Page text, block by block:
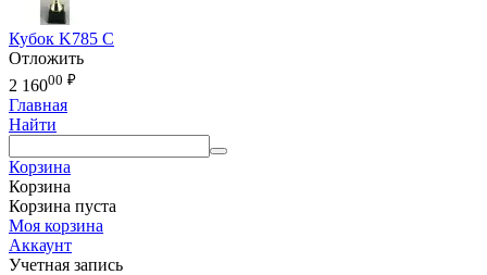
Кубок K785 C
Отложить
2 16000 ₽
Главная
Найти
Корзина
Корзина
Корзина пуста
Моя корзина
Аккаунт
Учетная запись